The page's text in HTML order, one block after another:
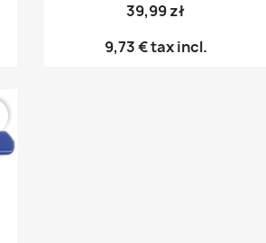
39,99 zł
9,73 €tax incl.